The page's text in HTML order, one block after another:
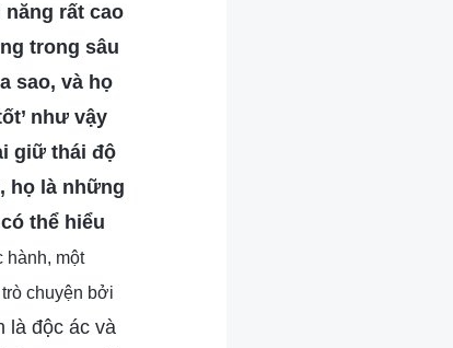
rất cao
trong sâu
sao, và họ
như vậy
giữ thái độ
họ là những
thể hiểu
hành, một
chuyện bởi
là độc ác và